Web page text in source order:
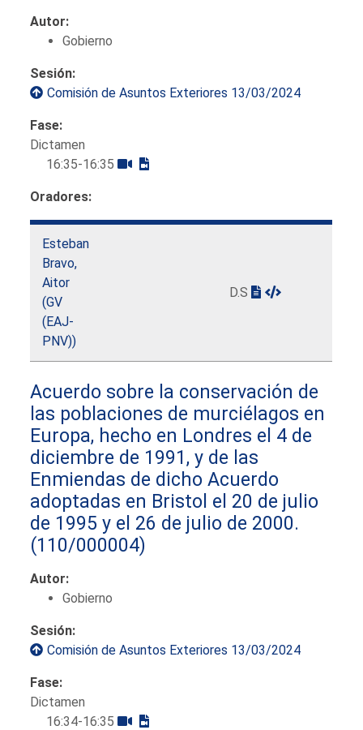
Autor:
Gobierno
Sesión:
Comisión de Asuntos Exteriores 13/03/2024
Fase:
Dictamen
16:35-16:35
Oradores:
Esteban
Bravo,
Aitor
(GV
(EAJ-
PNV))
D.S
Acuerdo sobre la conservación de
las poblaciones de murciélagos en
Europa, hecho en Londres el 4 de
diciembre de 1991, y de las
Enmiendas de dicho Acuerdo
adoptadas en Bristol el 20 de julio
de 1995 y el 26 de julio de 2000.
(110/000004)
Autor:
Gobierno
Sesión:
Comisión de Asuntos Exteriores 13/03/2024
Fase:
Dictamen
16:34-16:35